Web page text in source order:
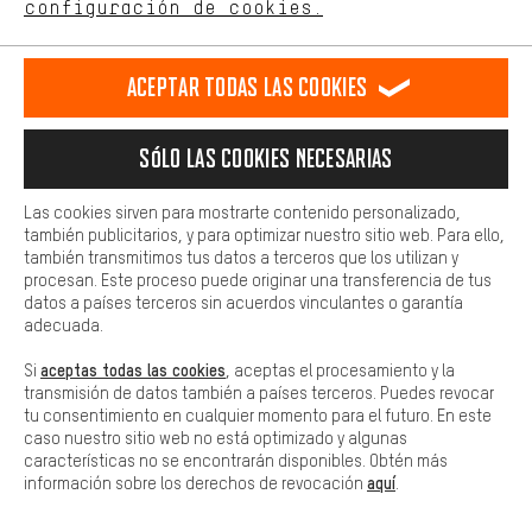
español english Deutsch
RESCINDIR EL CONTRATO Comunidad de Aquisgrán Programa de afiliados
Aviso Legal Protección de datos Condiciones Generales
Plataforma de reportes Reciclaje de baterias
Configuración de las cookies Ajusta el contraste
Todos los precios indicados son en euros e sin MwSt, más
gastos de envío aEstados Unidos.
configuración de cookies.
Más confort
cookies de comodidad, creamos enlaces a plataformas de redes
sociales. Esto nos permite proporcionarle más contenido e
adicionales que le ayudarán a encontrar los productos adecuados.
preguntas de forma rápida y sencilla.
Básica
Las cookies básicas aseguran que puedas usar nuestro sitio web.
Aceptar todas las cookies
Sólo las cookies necesarias
Las cookies sirven para mostrarte contenido personalizado,
también publicitarios, y para optimizar nuestro sitio web. Para ello,
también transmitimos tus datos a terceros que los utilizan y
procesan. Este proceso puede originar una transferencia de tus
datos a países terceros sin acuerdos vinculantes o garantía
adecuada.
Si aceptas todas las cookies , aceptas el procesamiento y la
transmisión de datos también a países terceros. Puedes revocar
tu consentimiento en cualquier momento para el futuro. En este
caso nuestro sitio web no está optimizado y algunas
características no se encontrarán disponibles. Obtén más
información sobre los derechos de revocación aquí.